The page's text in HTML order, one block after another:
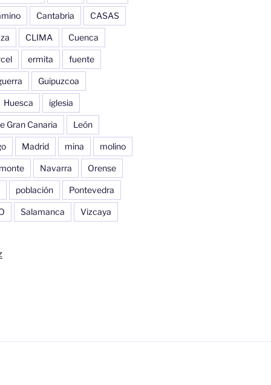
Cantabria CASAS
CLIMA Cuenca
ermita fuente
Guipuzcoa
Huesca iglesia
Gran Canaria León
Madrid mina molino
monte Navarra Orense
población Pontevedra
Salamanca Vizcaya